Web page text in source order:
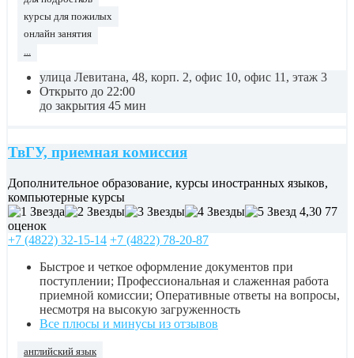
курсы для пожилых
онлайн занятия
...
улица Левитана, 48, корп. 2, офис 10, офис 11, этаж 3
Открыто до 22:00
до закрытия 45 мин
ТвГУ, приемная комиссия
Дополнительное образование, курсы иностранных языков,
компьютерные курсы
4,30 77
оценок
+7 (4822) 32-15-14 +7 (4822) 78-20-87
Быстрое и четкое оформление документов при
поступлении; Профессиональная и слаженная работа
приемной комиссии; Оперативные ответы на вопросы,
несмотря на высокую загруженность
Все плюсы и минусы из отзывов
английский язык